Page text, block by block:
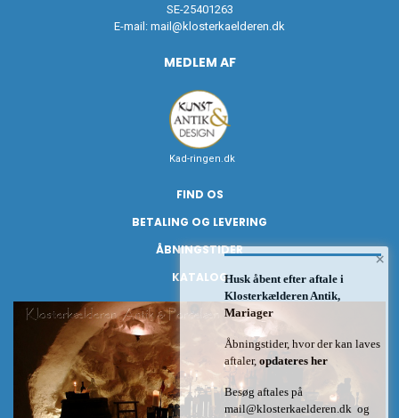
SE-25401263
E-mail: mail@klosterkaelderen.dk
MEDLEM AF
Kad-ringen.dk
FIND OS
BETALING OG LEVERING
ÅBNINGSTIDER
KATALOG
×
Husk åbent efter aftale i
Klosterkælderen Antik,
Mariager
Åbningstider, hvor der kan laves
aftaler, opdateres her
Besøg aftales på
mail@klosterkaelderen.dk og